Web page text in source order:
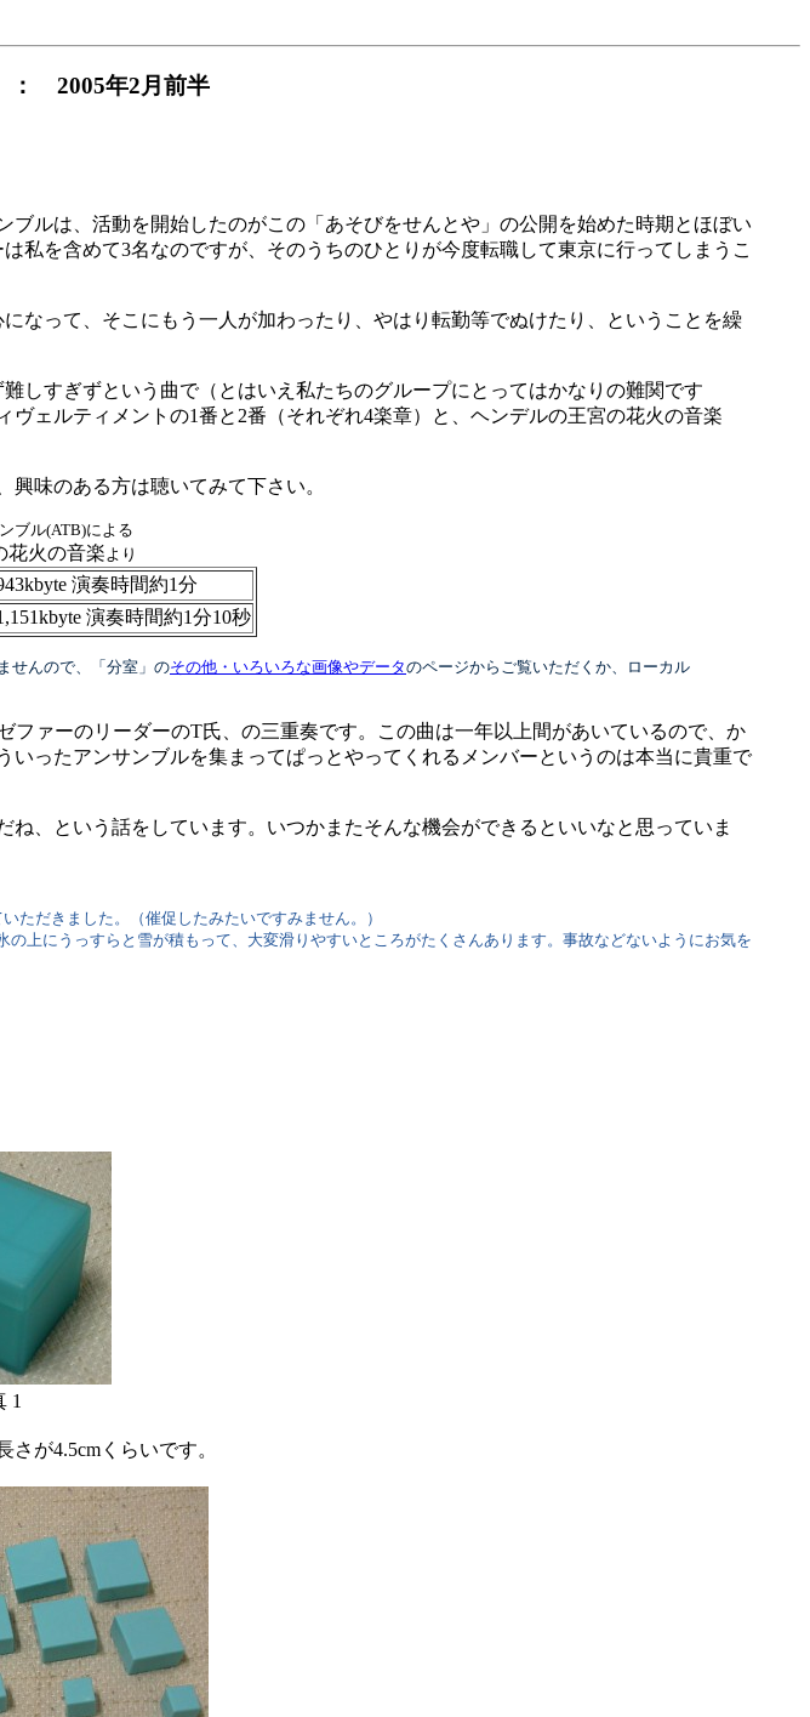
： 2005年2月前半
ルは、活動を開始したのがこの「あそびをせんとや」の公開を始めた時期とほぼい
私を含めて3名なのですが、そのうちのひとりが今度転職して東京に行ってしまうこ
って、そこにもう一人が加わったり、やはり転勤等でぬけたり、ということを繰
すぎずという曲で（とはいえ私たちのグループにとってはかなりの難関です
ェルティメントの1番と2番（それぞれ4楽章）と、ヘンデルの王宮の花火の音楽
味のある方は聴いてみて下さい。
ブル(ATB)による
花火の音楽より
演奏時間約1分
演奏時間約1分10秒
せんので、「分室」のその他・いろいろな画像やデータのページからご覧いただくか、ローカル
ァーのリーダーのT氏、の三重奏です。この曲は一年以上間があいているので、か
ったアンサンブルを集まってぱっとやってくれるメンバーというのは本当に貴重で
、という話をしています。いつかまたそんな機会ができるといいなと思っていま
ただきました。（催促したみたいですみません。）
上にうっすらと雪が積もって、大変滑りやすいところがたくさんあります。事故などないようにお気を
1
が4.5cmくらいです。